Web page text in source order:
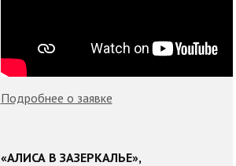
Подробнее о заявке
«АЛИСА В ЗАЗЕРКАЛЬЕ»,